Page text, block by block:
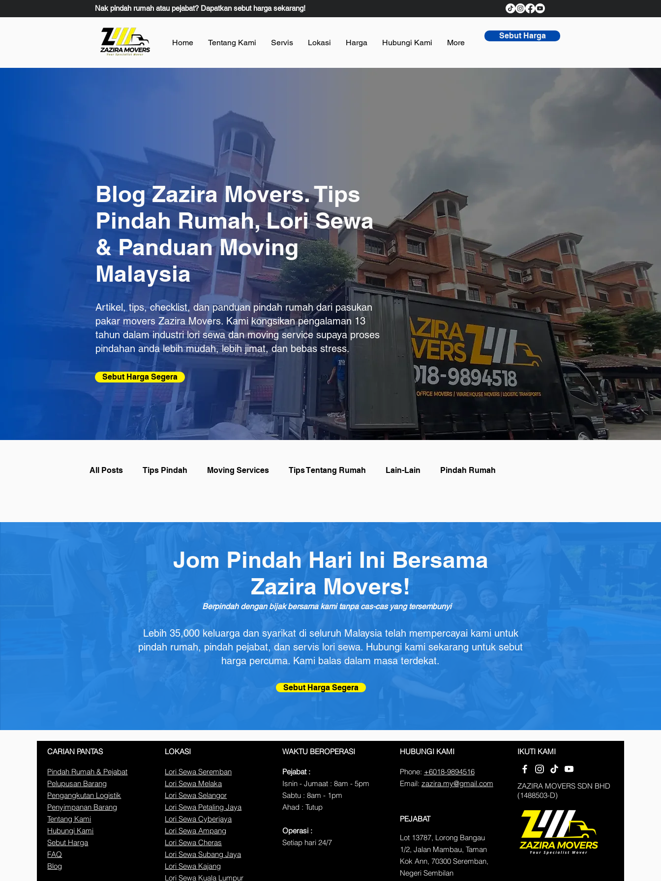
Nak pindah rumah atau pejabat? Dapatkan sebut harga sekarang!
Home Tentang Kami Servis Lokasi Harga Hubungi Kami More
Sebut Harga
Blog Zazira Movers. Tips
Pindah Rumah, Lori Sewa
& Panduan Moving
Malaysia
Artikel, tips, checklist, dan panduan pindah rumah dari pasukan
pakar movers Zazira Movers. Kami kongsikan pengalaman 13
tahun dalam industri lori sewa dan moving service supaya proses
pindahan anda lebih mudah, lebih jimat, dan bebas stress.
Sebut Harga Segera
All Posts Tips Pindah Moving Services Tips Tentang Rumah Lain-Lain Pindah Rumah
​Jom Pindah Hari Ini Bersama
Zazira Movers!
Berpindah dengan bijak bersama kami tanpa cas-cas yang tersembunyi
Lebih 35,000 keluarga dan syarikat di seluruh Malaysia telah mempercayai kami untuk
pindah rumah, pindah pejabat, dan servis lori sewa. Hubungi kami sekarang untuk sebut
harga percuma. Kami balas dalam masa terdekat.
Sebut Harga Segera
CARIAN PANTAS
Pindah Rumah & Pejabat
Pelupusan Barang
Pengangkutan Logistik
Penyimpanan Barang
Tentang Kami
Hubungi Kami
Sebut Harga
FAQ
Blog
LOKASI
Lori Sewa Seremban
Lori Sewa Melaka
Lori Sewa Selangor
Lori Sewa Petaling Jaya
Lori Sewa Cyberjaya
Lori Sewa Ampang
Lori Sewa Cheras
Lori Sewa Subang Jaya
Lori Sewa Kajang
Lori Sewa Kuala Lumpur
WAKTU BEROPERASI
Pejabat :
Isnin - Jumaat : 8am - 5pm
​​Sabtu : 8am - 1pm
​Ahad : Tutup
Operasi :
Setiap hari 24/7
HUBUNGI KAMI
Phone: +6018-9894516
Email: zazira.my@gmail.com
PEJABAT
Lot 13787, Lorong Bangau
1/2, Jalan Mambau, Taman
Kok Ann, 70300 Seremban,
Negeri Sembilan
IKUTI KAMI
ZAZIRA MOVERS SDN BHD
(1488503-D)